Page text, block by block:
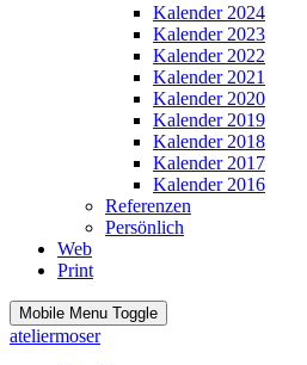
Kalender 2024
Kalender 2023
Kalender 2022
Kalender 2021
Kalender 2020
Kalender 2019
Kalender 2018
Kalender 2017
Kalender 2016
Referenzen
Persönlich
Web
Print
Mobile Menu Toggle
ateliermoser